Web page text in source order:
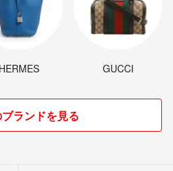
HERMES GUCCI
ランドを見る